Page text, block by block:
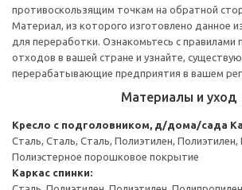
противоскользящим точкам на обратной
Материал, из которого изготовлено данное
для переработки. Ознакомьтесь с правилами
отходов в вашей стране и узнайте,
перерабатывающие предприятия в вашем
Материалы и уход
Кресло с подголовником, д/дома/сада
Сталь, Сталь, Сталь, Полиэтилен, Полиэтилен,
Полиэстерное порошковое покрытие
Каркас спинки: